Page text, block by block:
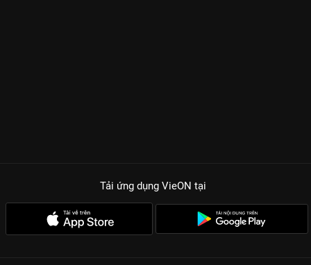
Tải ứng dụng VieON tại